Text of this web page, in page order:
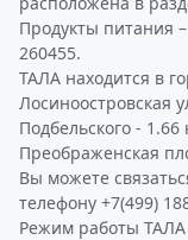
Продукты питания
260455.
ТАЛА находится в
Лосиноостровская
Подбельского -
Преображенская
Вы можете
телефону +7(499)
Режим работы ТАЛА